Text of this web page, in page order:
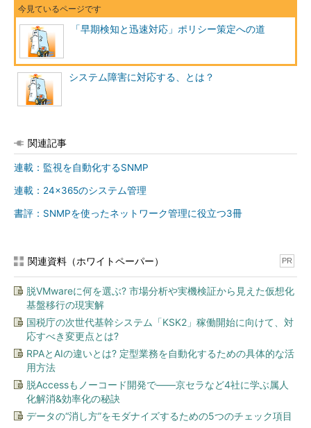
その場合、障害を検知してから対応するまでの時間が重要にな
ります。対応できない時間が長くなればなるほど、より障害の重
大性が増す可能性が高いからです。ツールなどで自動的にシステ
ム監視を実行する場合であっても、決してツールに任せて放置し
たままにはせずに、システム管理者は常にシステムの状態に気を
配っておくことが大切です。リソースのグラフや、エラーログな
ツール任せにしない、できない
システムの何を監視するのかに関しては、明確な回答はありま
を選択するかはシステムの用途、規模、重要度などによって大き
「 どのような障害を検知したいのか
」は次のように分類すること
１．稼働監視
システムを構成している機器、サー
ビス、プロセスなどが正常に稼働して
監視では、処理がリクエストされてか
ら終了するまでの時間もチェックし
て、システムのパフォーマンスも同時
「早期検知と迅速対応」ポリシー策定への道
システム障害に対応する、とは？
関連記事
連載：監視を自動化するSNMP
連載：24×365のシステム管理
書評：SNMPを使ったネットワーク管理に役立つ3冊
関連資料（ホワイトペーパー） PR
脱VMwareに何を選ぶ? 市場分析や実機検証から見えた仮想化
基盤移行の現実解
国税庁の次世代基幹システム「KSK2」稼働開始に向けて、対
応すべき変更点とは?
RPAとAIの違いとは? 定型業務を自動化するための具体的な活
用方法
脱Accessもノーコード開発で――京セラなど4社に学ぶ属人
化解消&効率化の秘訣
データの“消し方”をモダナイズするための5つのチェック項目